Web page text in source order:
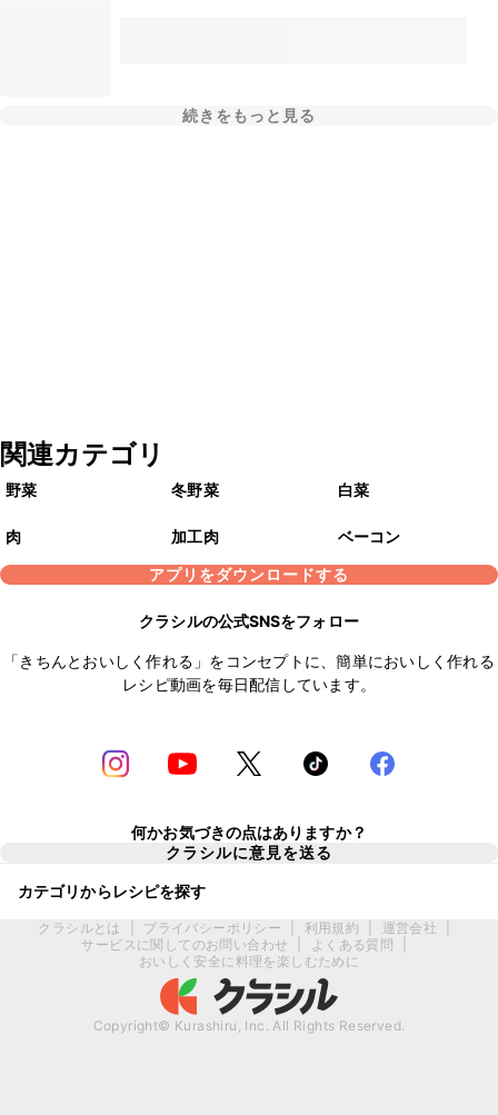
続きをもっと見る
関連カテゴリ
野菜 冬野菜 白菜
肉 加工肉
ベーコン
アプリをダウンロードする
クラシルの公式SNSをフォロー
「きちんとおいしく作れる」をコンセプトに、簡単においしく作れる
レシピ動画を毎日配信しています。
何かお気づきの点はありますか？
クラシルに意見を送る
カテゴリからレシピを探す
クラシルとは プライバシーポリシー 利用規約 運営会社
サービスに関してのお問い合わせ
よくある質問
おいしく安全に料理を楽しむために
Copyright© Kurashiru, Inc. All Rights Reserved.